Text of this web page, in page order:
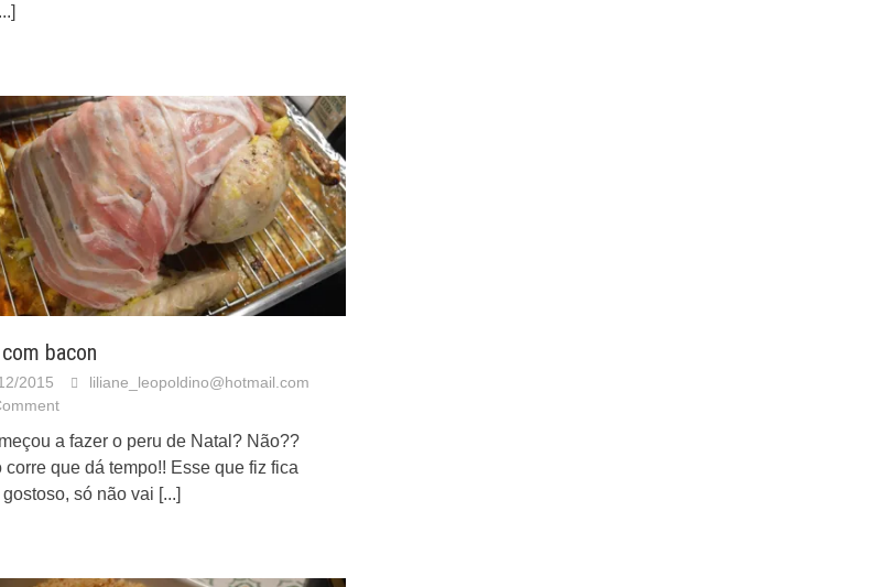
bacon
2015
liliane_leopoldino@hotmail.com
a fazer o peru de Natal? Não??
corre que dá tempo!! Esse que fiz fica
gostoso, só não vai [...]